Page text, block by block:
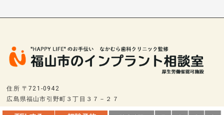
住所 〒721-0942
広島県福山市引野町３丁目３７－２７
駐車場５９台完備